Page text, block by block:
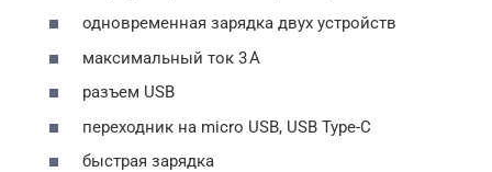
одновременная зарядка двух устройств
максимальный ток 3 А
разъем USB
переходник на micro USB, USB Type-C
быстрая зарядка